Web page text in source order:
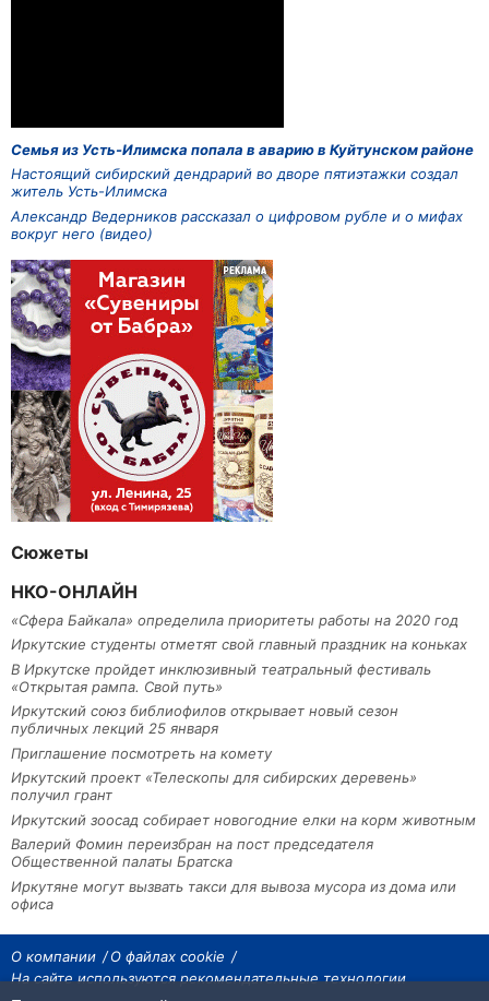
Семья из Усть-Илимска попала в аварию в Куйтунском районе
Настоящий сибирский дендрарий во дворе пятиэтажки создал
житель Усть-Илимска
Александр Ведерников рассказал о цифровом рубле и о мифах
вокруг него (видео)
Сюжеты
НКО-ОНЛАЙН
«Сфера Байкала» определила приоритеты работы на 2020 год
Иркутские студенты отметят свой главный праздник на коньках
В Иркутске пройдет инклюзивный театральный фестиваль
«Открытая рампа. Свой путь»
Иркутский союз библиофилов открывает новый сезон
публичных лекций 25 января
Приглашение посмотреть на комету
Иркутский проект «Телескопы для сибирских деревень»
получил грант
Иркутский зоосад собирает новогодние елки на корм животным
Валерий Фомин переизбран на пост председателя
Общественной палаты Братска
Иркутяне могут вызвать такси для вывоза мусора из дома или
офиса
О компании
О файлах cookie
На сайте используются рекомендательные технологии